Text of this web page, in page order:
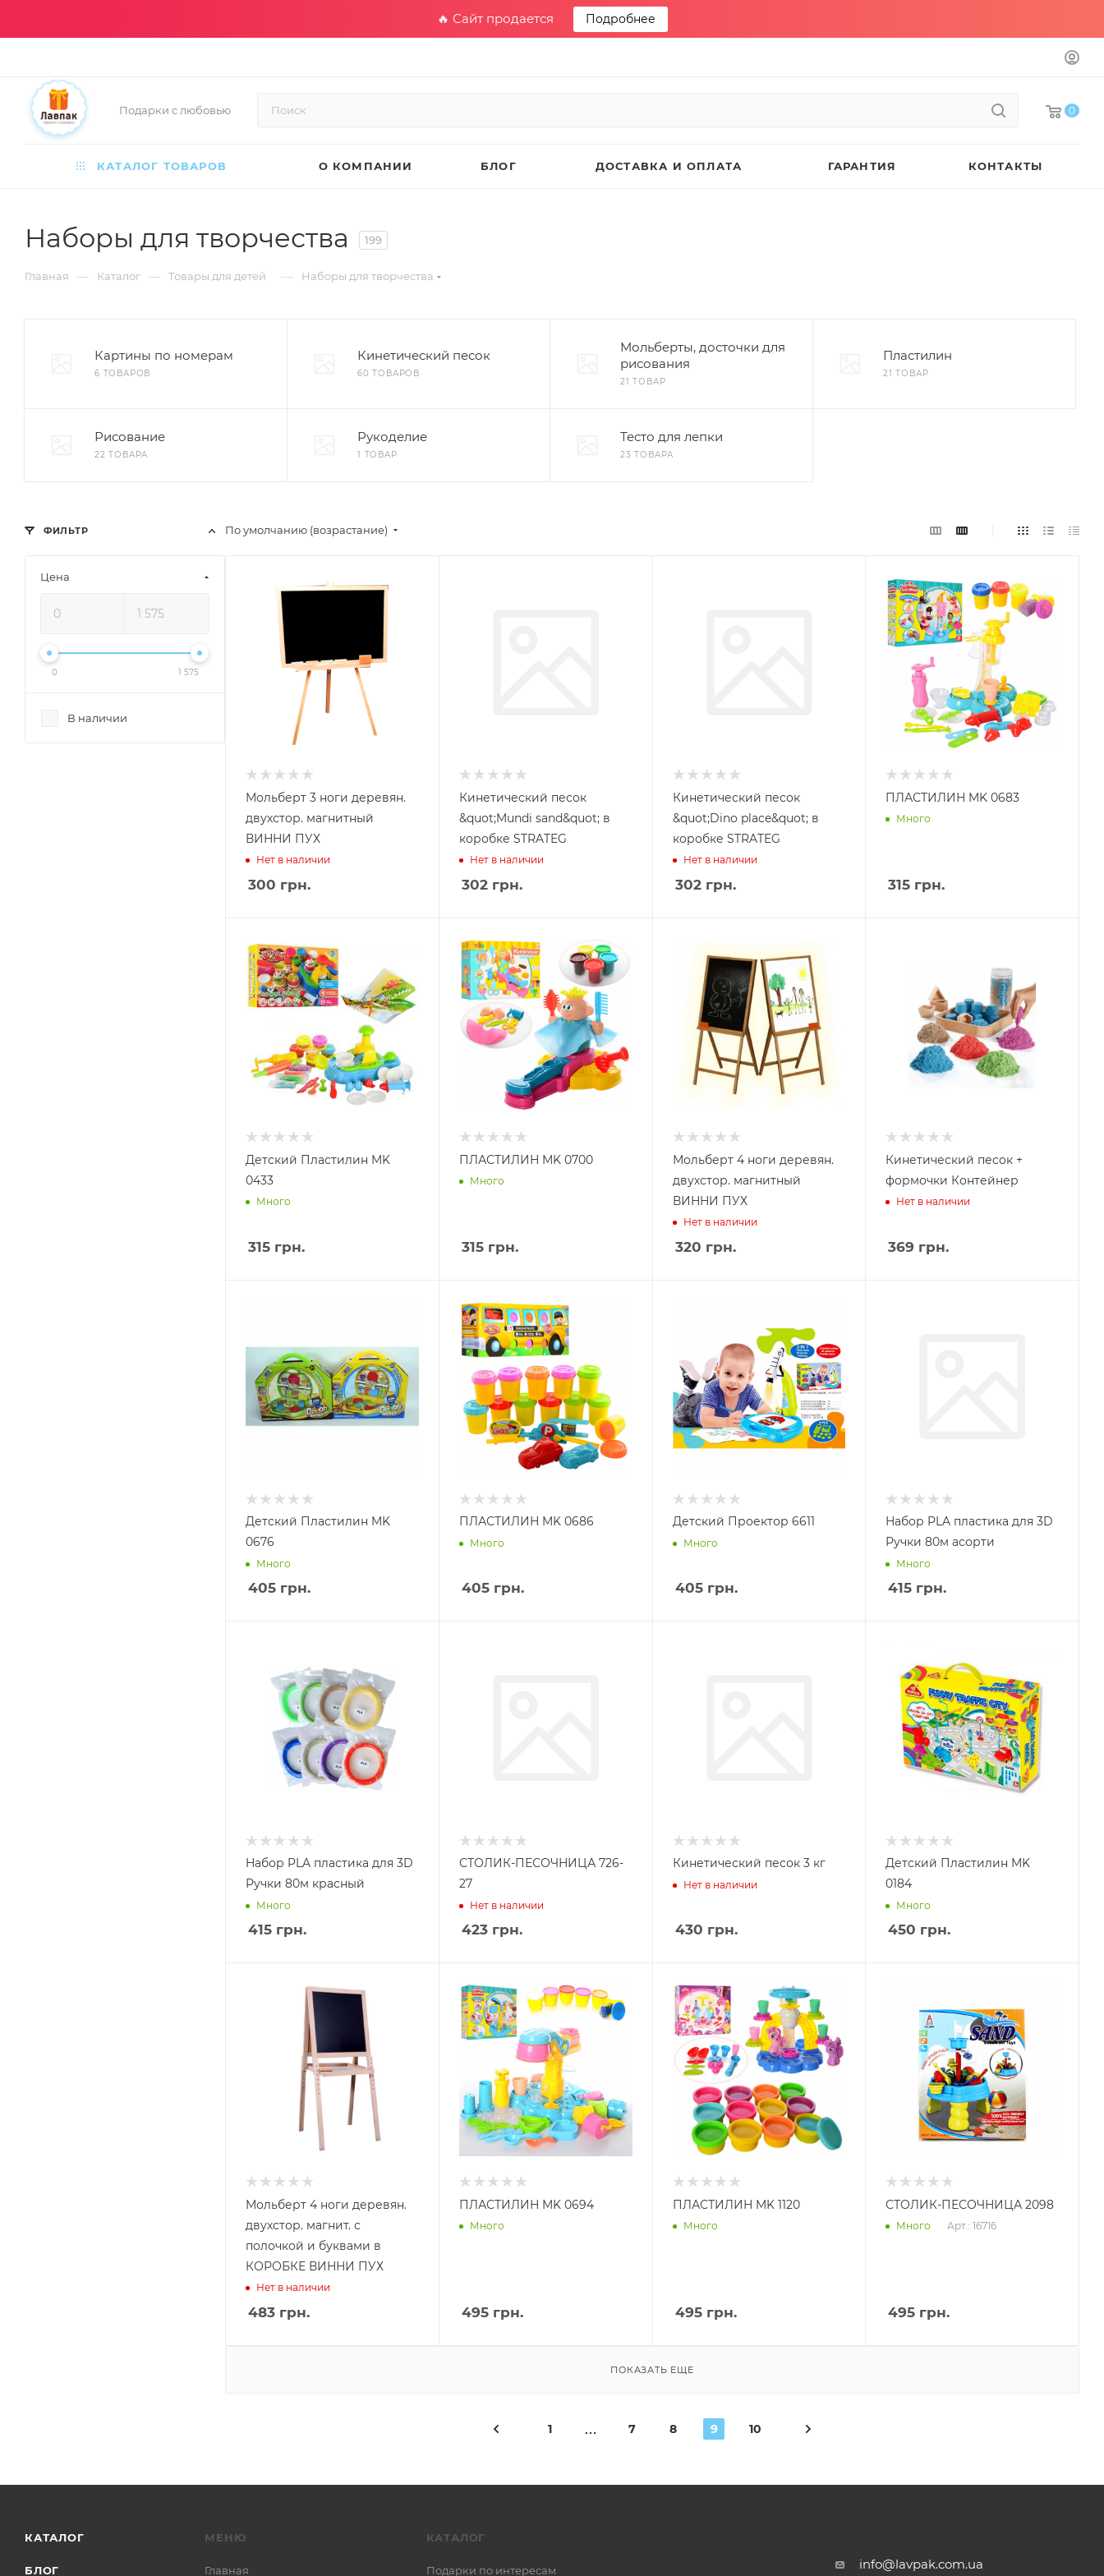
🔥 Сайт продается Подробнее
Подарки с любовью 0
КАТАЛОГ ТОВАРОВ О КОМПАНИИ БЛОГ ДОСТАВКА И ОПЛАТА ГАРАНТИЯ КОНТАКТЫ
Наборы для творчества 199
Главная — Каталог — Товары для детей — Наборы для творчества
Картины по номерам
6 ТОВАРОВ
Кинетический песок
60 ТОВАРОВ
Мольберты, досточки для
рисования
21 ТОВАР
Пластилин
21 ТОВАР
Рисование
22 ТОВАРА
Рукоделие
1 ТОВАР
Тесто для лепки
23 ТОВАРА
По умолчанию (возрастание)
Мольберт 3 ноги деревян.
двухстор. магнитный
ВИННИ ПУХ
Нет в наличии
300 грн.
Кинетический песок
&quot;Mundi sand&quot; в
коробке STRATEG
Нет в наличии
302грн.
Кинетический песок
&quot;Dino place&quot; в
коробке STRATEG
Нет в наличии
302грн.
ПЛАСТИЛИН MK 0683
Много
315 грн.
Детский Пластилин MK
0433
Много
315 грн.
ПЛАСТИЛИН MK 0700
Много
315грн.
Мольберт 4 ноги деревян.
двухстор. магнитный
ВИННИ ПУХ
Нет в наличии
320 грн.
Кинетический песок +
формочки Контейнер
Нет в наличии
369 грн.
Детский Пластилин MK
0676
Много
405 грн.
ПЛАСТИЛИН MK 0686
Много
405грн.
Детский Проектор 6611
Много
405грн.
Набор PLA пластика для 3D
Ручки 80м асорти
Много
415 грн.
Набор PLA пластика для 3D
Ручки 80м красный
Много
415 грн.
СТОЛИК-ПЕСОЧНИЦА 726-
27
Нет в наличии
423грн.
Кинетический песок 3 кг
Нет в наличии
430 грн.
Детский Пластилин MK
0184
Много
450 грн.
Мольберт 4 ноги деревян.
двухстор. магнит. с
полочкой и буквами в
КОРОБКЕ ВИННИ ПУХ
Нет в наличии
483 грн.
ПЛАСТИЛИН MK 0694
Много
495грн.
ПЛАСТИЛИН MK 1120
Много
495грн.
СТОЛИК-ПЕСОЧНИЦА 2098
Много Арт.: 16716
495 грн.
ПОКАЗАТЬ ЕЩЕ
1 7 8 9 10
ФИЛЬТР
Цена
0 1 575
В наличии
КАТАЛОГ
БЛОГ
МЕНЮ
Главная
КАТАЛОГ
Подарки по интересам info@lavpak.com.ua